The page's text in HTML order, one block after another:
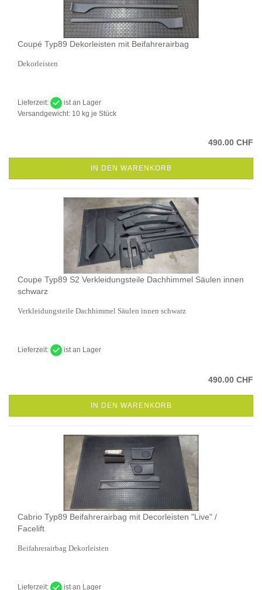
Coupé Typ89 Dekorleisten mit Beifahrerairbag
Dekorleisten
Lieferzeit:
ist an Lager
Versandgewicht: 10 kg je Stück
490.00 CHF
IN DEN WARENKORB
Coupe Typ89 S2 Verkleidungsteile Dachhimmel Säulen innen
schwarz
Verkleidungsteile Dachhimmel Säulen innen schwarz
Lieferzeit: ist an Lager
490.00 CHF
IN DEN WARENKORB
Cabrio Typ89 Beifahrerairbag mit Decorleisten "Live" /
Facelift
Beifahrerairbag Dekorleisten
Lieferzeit: ist an Lager